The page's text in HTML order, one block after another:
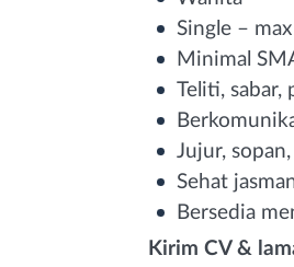
Single –
Minimal
Teliti, sabar,
Jujur,
Sehat
Bersedia
Kirim CV &